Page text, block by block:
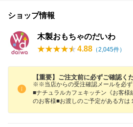
ショップ情報
木製おもちゃのだいわ
4.88 （2,045件）
【重要】ご注文前に必ずご確認く
※※当店からの受注確認メールを必
■ナチュラルカフェキッチン《お客様
のお客様■お渡しのご予定がある方は